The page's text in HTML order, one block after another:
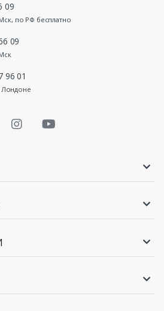
09
по РФ бесплатно
09
96 01
Лондоне